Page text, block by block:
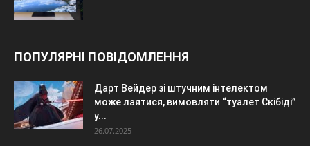
ПОПУЛЯРНІ ПОВІДОМЛЕННЯ
Дарт Вейдер зі штучним інтелектом
може лаятися, вимовляти “туалет Скібіді”
у...
26.07.2025